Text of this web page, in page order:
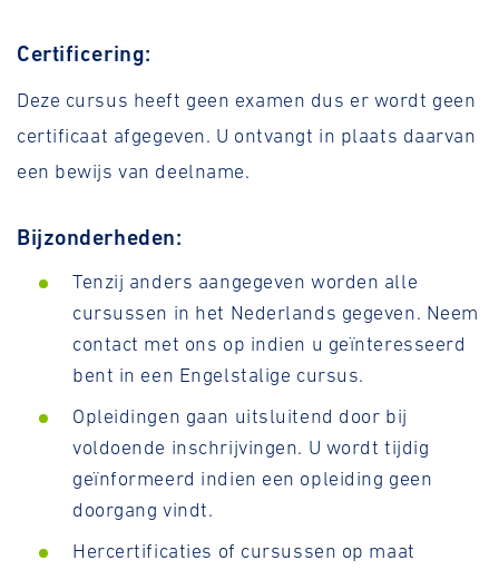
Certificering:
Deze cursus heeft geen examen dus er wordt geen
certificaat afgegeven. U ontvangt in plaats daarvan
een bewijs van deelname.
Bijzonderheden:
Tenzij anders aangegeven worden alle
cursussen in het Nederlands gegeven. Neem
contact met ons op indien u geïnteresseerd
bent in een Engelstalige cursus.
Opleidingen gaan uitsluitend door bij
voldoende inschrijvingen. U wordt tijdig
geïnformeerd indien een opleiding geen
doorgang vindt.
Hercertificaties of cursussen op maat